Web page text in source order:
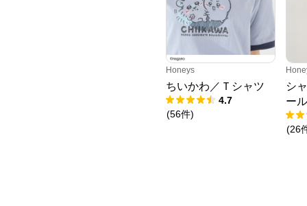
Honeys
ちいかわ／Ｔシャツ
4.7
(56件)
シ
ール
(26